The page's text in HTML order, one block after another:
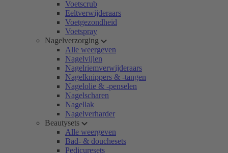
Voetscrub
Eeltverwijderaars
Voetgezondheid
Voetspray
Nagelverzorging
Alle weergeven
Nagelvijlen
Nagelriemverwijderaars
Nagelknippers & -tangen
Nagelolie & -penselen
Nagelscharen
Nagellak
Nagelverharder
Beautysets
Alle weergeven
Bad- & douchesets
Pedicuresets